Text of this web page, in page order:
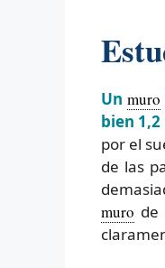
Unmuro
bien
por el
de las
muro de